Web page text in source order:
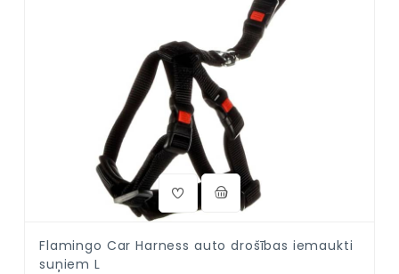
Flamingo Car Harness auto drošības iemaukti
suņiem L